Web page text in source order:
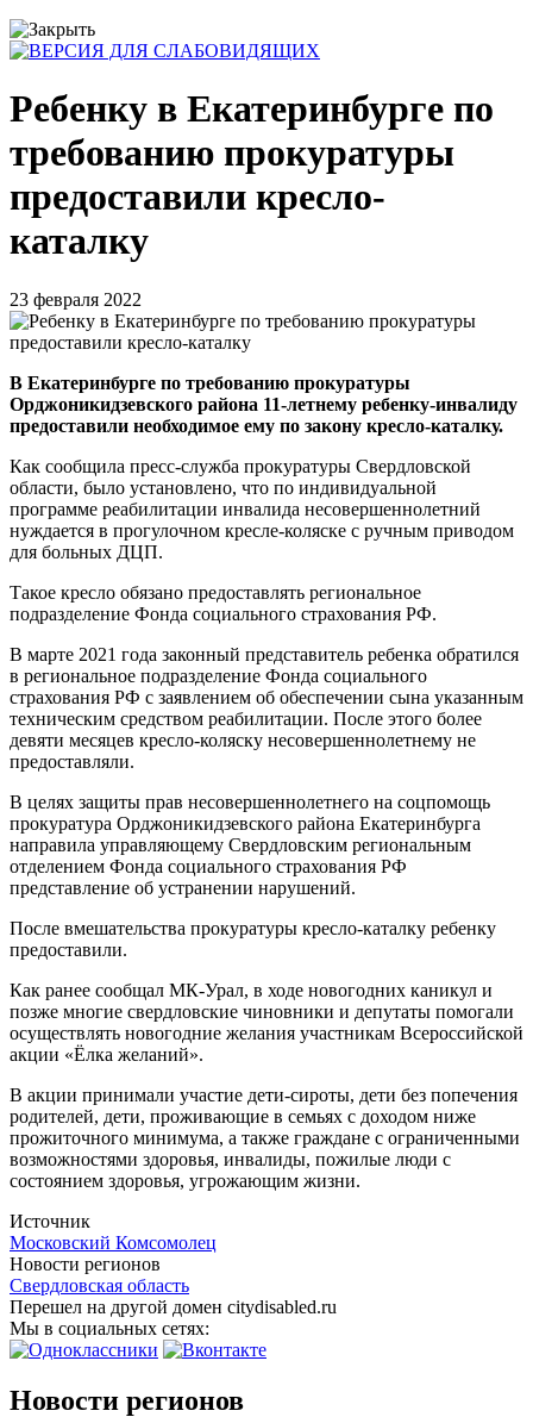
Ребенку в Екатеринбурге по
требованию прокуратуры
предоставили кресло-
каталку
23 февраля 2022
В Екатеринбурге по требованию прокуратуры
Орджоникидзевского района 11-летнему ребенку-инвалиду
предоставили необходимое ему по закону кресло-каталку.
Как сообщила пресс-служба прокуратуры Свердловской
области, было установлено, что по индивидуальной
программе реабилитации инвалида несовершеннолетний
нуждается в прогулочном кресле-коляске с ручным приводом
для больных ДЦП.
Такое кресло обязано предоставлять региональное
подразделение Фонда социального страхования РФ.
В марте 2021 года законный представитель ребенка обратился
в региональное подразделение Фонда социального
страхования РФ с заявлением об обеспечении сына указанным
техническим средством реабилитации. После этого более
девяти месяцев кресло-коляску несовершеннолетнему не
предоставляли.
В целях защиты прав несовершеннолетнего на соцпомощь
прокуратура Орджоникидзевского района Екатеринбурга
направила управляющему Свердловским региональным
отделением Фонда социального страхования РФ
представление об устранении нарушений.
После вмешательства прокуратуры кресло-каталку ребенку
предоставили.
Как ранее сообщал МК-Урал, в ходе новогодних каникул и
позже многие свердловские чиновники и депутаты помогали
осуществлять новогодние желания участникам Всероссийской
акции «Ёлка желаний».
В акции принимали участие дети-сироты, дети без попечения
родителей, дети, проживающие в семьях с доходом ниже
прожиточного минимума, а также граждане с ограниченными
возможностями здоровья, инвалиды, пожилые люди с
состоянием здоровья, угрожающим жизни.
Источник
Московский Комсомолец
Новости регионов
Свердловская область
Перешел на другой домен citydisabled.ru
Мы в социальных сетях:
Новости регионов